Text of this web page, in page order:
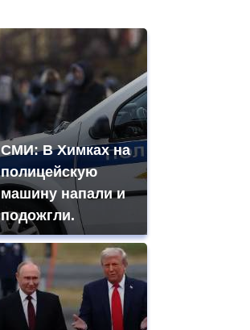
СМИ: В Химках на
полицейскую
машину напали и
подожгли.